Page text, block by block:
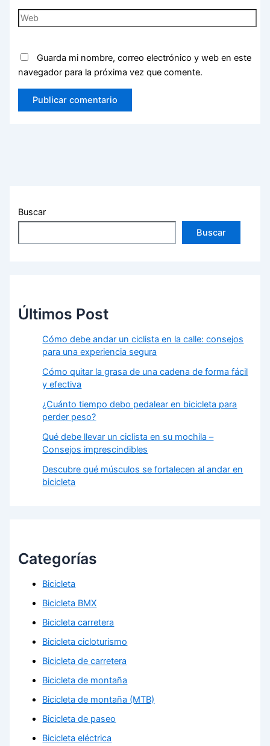
Web
Guarda mi nombre, correo electrónico y web en este
navegador para la próxima vez que comente.
Buscar
Buscar
Últimos Post
Cómo debe andar un ciclista en la calle: consejos
para una experiencia segura
Cómo quitar la grasa de una cadena de forma fácil
y efectiva
¿Cuánto tiempo debo pedalear en bicicleta para
perder peso?
Qué debe llevar un ciclista en su mochila –
Consejos imprescindibles
Descubre qué músculos se fortalecen al andar en
bicicleta
Categorías
Bicicleta
Bicicleta BMX
Bicicleta carretera
Bicicleta cicloturismo
Bicicleta de carretera
Bicicleta de montaña
Bicicleta de montaña (MTB)
Bicicleta de paseo
Bicicleta eléctrica